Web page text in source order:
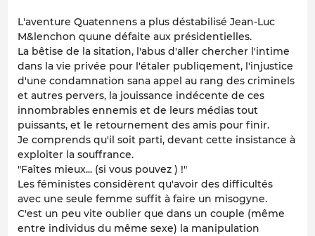
L'aventure Quatennens a plus déstabilisé Jean-Luc
M&lenchon quune défaite aux présidentielles.
La bêtise de la sitation, l'abus d'aller chercher l'intime
dans la vie privée pour l'étaler publiqement, l'injustice
d'une condamnation sana appel au rang des criminels
et autres pervers, la jouissance indécente de ces
innombrables ennemis et de leurs médias tout
puissants, et le retournement des amis pour finir.
Je comprends qu'il soit parti, devant cette insistance à
exploiter la souffrance.
"Faîtes mieux... (si vous pouvez ) !"
Les féministes considèrent qu'avoir des difficultés
avec une seule femme suffit à faire un misogyne.
C'est un peu vite oublier que dans un couple (même
entre individus du même sexe) la manipulation